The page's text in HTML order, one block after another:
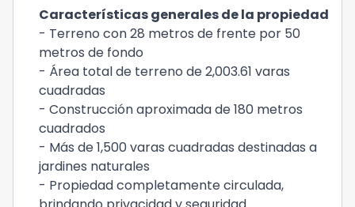
Características generales de la propiedad
- Terreno con 28 metros de frente por 50
metros de fondo
- Área total de terreno de 2,003.61 varas
cuadradas
- Construcción aproximada de 180 metros
cuadrados
- Más de 1,500 varas cuadradas destinadas a
jardines naturales
- Propiedad completamente circulada,